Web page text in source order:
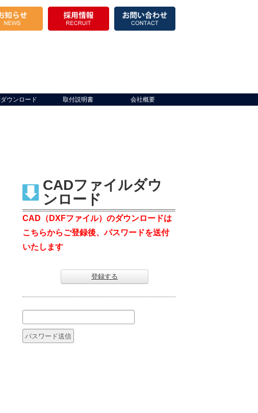
ウンロード 取付説明書 会社概要
CADファイルダウ
ンロード
CAD（DXFファイル）のダウンロードは
こちらからご登録後、パスワードを送付
いたします
登録する